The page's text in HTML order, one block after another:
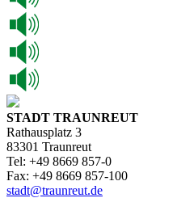
STADT TRAUNREUT
Rathausplatz 3
83301 Traunreut
Tel: +49 8669 857-0
Fax: +49 8669 857-100
stadt@traunreut.de